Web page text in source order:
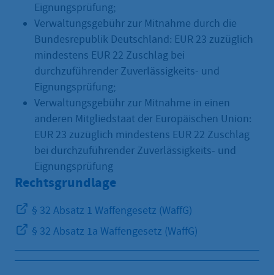
Eignungsprüfung;
Verwaltungsgebühr zur Mitnahme durch die
Bundesrepublik Deutschland: EUR 23 zuzüglich
mindestens EUR 22 Zuschlag bei
durchzuführender Zuverlässigkeits- und
Eignungsprüfung;
Verwaltungsgebühr zur Mitnahme in einen
anderen Mitgliedstaat der Europäischen Union:
EUR 23 zuzüglich mindestens EUR 22 Zuschlag
bei durchzuführender Zuverlässigkeits- und
Eignungsprüfung
Rechtsgrundlage
§ 32 Absatz 1 Waffengesetz (WaffG)
§ 32 Absatz 1a Waffengesetz (WaffG)